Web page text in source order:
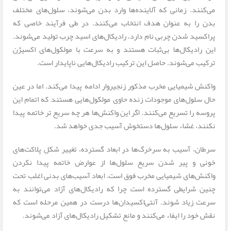
می‌کنند. زمانی که آلاینده‌ها وارد بدن می‌شوند، سلول‌های مختلف
بدن را به عنوان هدف انتخاب می‌کنند. در طی فرآیند خاصی که
پراکسید شدن چربی نام دارد، رادیکال‌های اسید چرب تولید می‌شوند.
این رادیکال‌ها بی‌ثبات هستند و به سرعت با مولکول‌های اکسیژن
ترکیب می‌شوند. حاصل این ترکیب رادیکال‌هایی ناپایدار است.
واکنش شیمیایی مخرب مذکور زنجیروار ادامه پیدا می‌کند. اما در عین
حال سلول‌های موجودات زنده حاوی مولکول‌هایی هستند که اتمام این
پروسه را تسریع می‌کنند. اگر این واکنش‌ها هر چه سریع تر خاتمه پیدا
نکنند، غشاء سلول‌ها دستخوش آسیب جدی خواهد شد.
سرطان، آسیب به سرخرگ‌ها در ابعاد گسترده، تغییر شکل پلاکت‌های
خونی و پیر شدن سریع سلول‌ها از عوارض خاتمه پیدا نکردن
واکنش‌های شیمیایی مخرب فوق است. ابعاد آسیب‌های بدنی اغلب تحت
چنین شرایطی گسترده است چرا که رادیکال‌های آزاد می‌توانند به
سرعت زیاد شوند. آنتی‌اکسیدان‌ها درست در همین مرحله است که
نقش خود را ایفاء می‌کنند و مانع تشکیل رادیکال‌های آزاد می‌شوند.